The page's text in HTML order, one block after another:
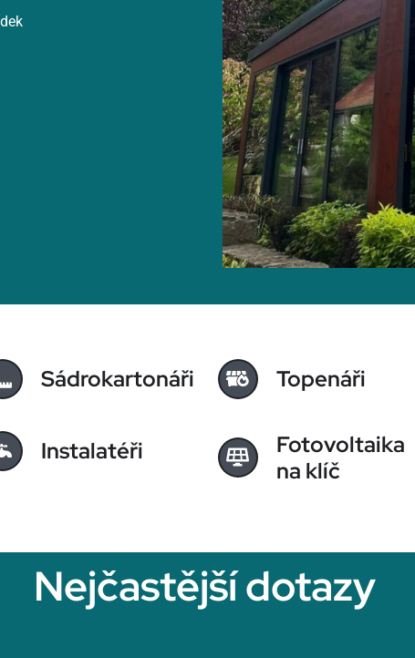
Sádrokartonáři Topenáři
Instalatéři
Fotovoltaika
na klíč
Nejčastější dotazy